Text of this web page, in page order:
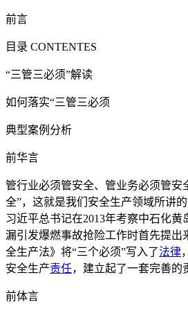
前言
目录 CONTENTES
“三管三必须”解读
如何落实“三管三必须
典型案例分析
前华言
管行业必须管安全、管业务必须管安
全”，这就是我们安全生产领域所讲
习近平总书记在2013年考察中石化黄
漏引发爆燃事故抢险工作时首先提出
全生产法》将“三个必须”写入了法律
安全生产责任，建立起了一套完善的
前体言